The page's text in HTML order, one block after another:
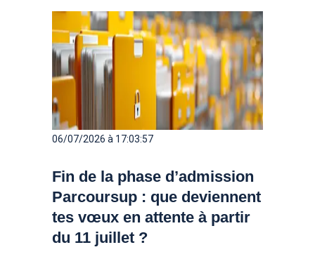
candidats décrochent une place au cours de
l’été, parfois seulement quelques semaines
avant la rentrée. Zoom sur 6 solutions pour
trouver ton école pour la rentrée.
06/07/2026 à 17:03:57
Fin de la phase d’admission
Parcoursup : que deviennent
tes vœux en attente à partir
du 11 juillet ?